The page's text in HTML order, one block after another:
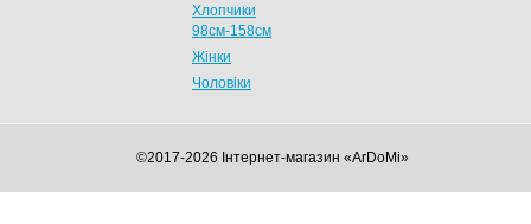
Хлопчики
98см-158см
Жінки
Чоловіки
©2017-2026 Інтернет-магазин «ArDoMi»